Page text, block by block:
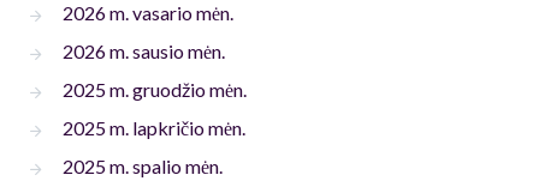
2026 m. vasario mėn.
2026 m. sausio mėn.
2025 m. gruodžio mėn.
2025 m. lapkričio mėn.
2025 m. spalio mėn.